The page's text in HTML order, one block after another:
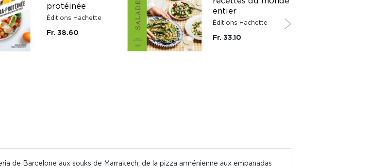
protéinée
Éditions Hachette
Fr. 38.60
entier
Éditions Hachette
Fr. 33.10
de Barcelone aux souks de Marrakech, de la pizza arménienne aux empanadas